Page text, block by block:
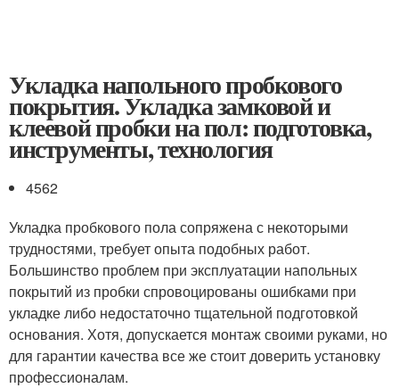
Укладка напольного пробкового
покрытия. Укладка замковой и
клеевой пробки на пол: подготовка,
инструменты, технология
4562
Укладка пробкового пола сопряжена с некоторыми
трудностями, требует опыта подобных работ.
Большинство проблем при эксплуатации напольных
покрытий из пробки спровоцированы ошибками при
укладке либо недостаточно тщательной подготовкой
основания. Хотя, допускается монтаж своими руками, но
для гарантии качества все же стоит доверить установку
профессионалам.